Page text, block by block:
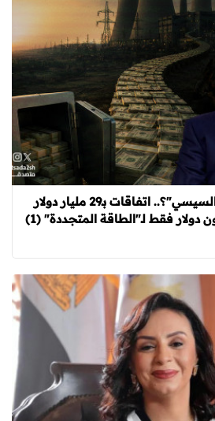
أين ذهبت قروض "عهد السيسي"؟.. اتفاقات بـ29 مليار دولار